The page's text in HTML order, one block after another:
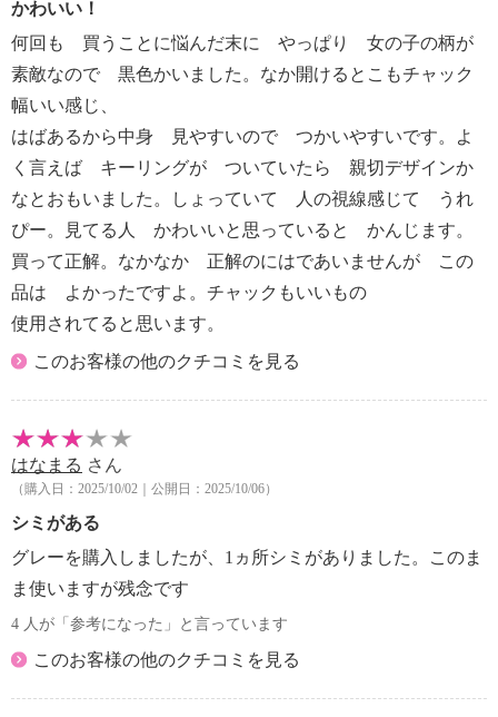
かわいい！
何回も 買うことに悩んだ末に やっぱり 女の子の柄が
素敵なので 黒色かいました。なか開けるとこもチャック
幅いい感じ、
はばあるから中身 見やすいので つかいやすいです。よ
く言えば キーリングが ついていたら 親切デザインか
なとおもいました。しょっていて 人の視線感じて うれ
ぴー。見てる人 かわいいと思っていると かんじます。
買って正解。なかなか 正解のにはであいませんが この
品は よかったですよ。チャックもいいもの
使用されてると思います。
このお客様の他のクチコミを見る
はなまる さん
（購入日：2025/10/02｜公開日：2025/10/06）
シミがある
グレーを購入しましたが、1ヵ所シミがありました。このま
ま使いますが残念です
4 人が「参考になった」と言っています
このお客様の他のクチコミを見る